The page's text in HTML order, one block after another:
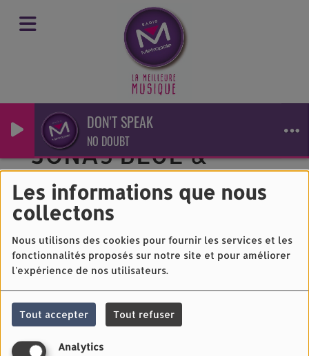
Les informations que nous
collectons
Nous utilisons des cookies pour fournir les services et les
fonctionnalités proposés sur notre site et pour améliorer
l'expérience de nos utilisateurs.
Tout accepter Tout refuser
Analytics
DON'T SPEAK
NO DOUBT
JONAS BLUE &
MALIVE - EDGE OF
DESIRE